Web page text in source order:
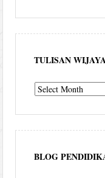
TULISAN
Tulisan
per
bulan
BLOG